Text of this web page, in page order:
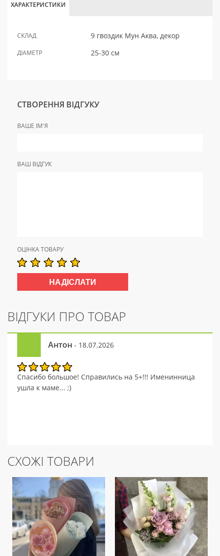
ХАРАКТЕРИСТИКИ
СКЛАД 9 гвоздик Мун Аква, декор
ДІАМЕТР 25-30 см
СТВОРЕННЯ ВІДГУКУ
ВАШЕ ІМ'Я
ВАШ ВІДГУК
ОЦІНКА ТОВАРУ
ВІДГУКИ ПРО ТОВАР
Антон - 18.07.2026
Спасибо большое! Справились на 5+!!! Именинница
ушла к маме... ;)
СХОЖІ ТОВАРИ